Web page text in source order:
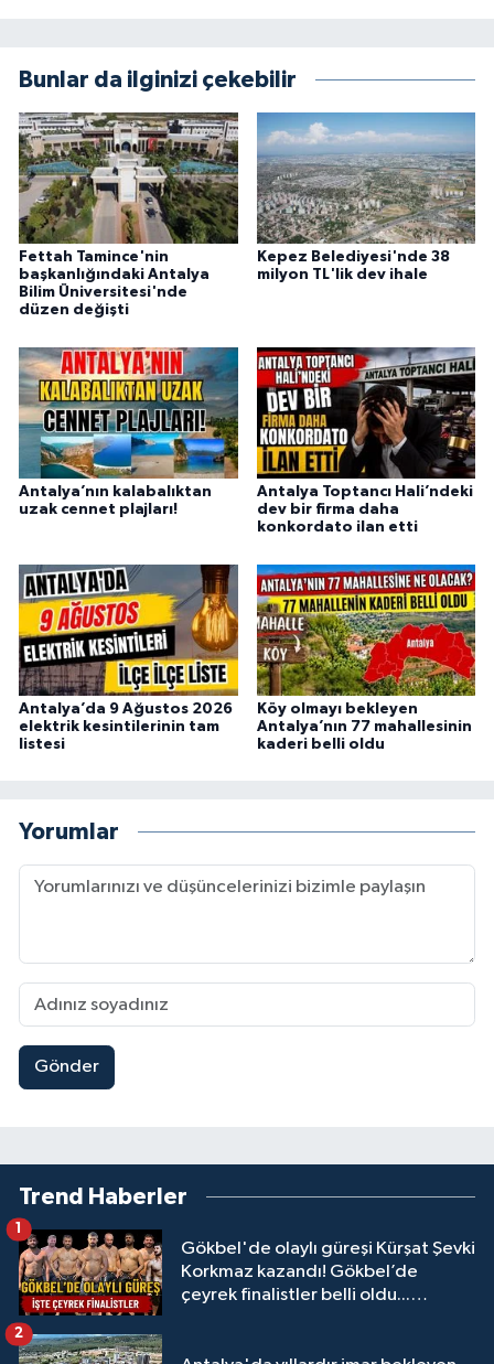
Bunlar da ilginizi çekebilir
Fettah Tamince'nin
başkanlığındaki Antalya
Bilim Üniversitesi'nde
düzen değişti
Kepez Belediyesi'nde 38
milyon TL'lik dev ihale
Antalya’nın kalabalıktan
uzak cennet plajları!
Antalya Toptancı Hali’ndeki
dev bir firma daha
konkordato ilan etti
Antalya’da 9 Ağustos 2026
elektrik kesintilerinin tam
listesi
Köy olmayı bekleyen
Antalya’nın 77 mahallesinin
kaderi belli oldu
Yorumlar
Gönder
Trend Haberler
Gökbel'de olaylı güreşi Kürşat Şevki
Korkmaz kazandı! Gökbel’de
çeyrek finalistler belli oldu...
1
2